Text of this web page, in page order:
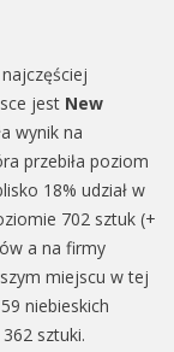
jest New
wynik na
przebiła poziom
18% udział w
702 sztuk (+
a na firmy
miejscu w tej
niebieskich
sztuki.